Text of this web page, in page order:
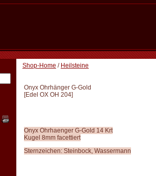
Shop-Home / Heilsteine
Onyx Ohrhänger G-Gold
[Edel OX OH 204]
Onyx Ohrhaenger G-Gold 14 Krt
Kugel 8mm facettiert
Sternzeichen: Steinbock, Wassermann